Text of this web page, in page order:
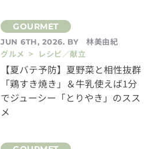
JUN 6TH, 2026. BY
林美由紀
グルメ > レシピ／献立
【夏バテ予防】夏野菜と相性抜群
「鶏すき焼き」＆牛乳使えば1分
でジューシー「とりやき」のスス
メ